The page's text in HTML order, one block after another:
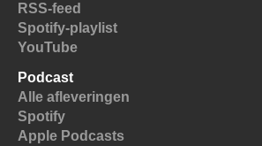
RSS-feed
Spotify-playlist
YouTube
Podcast
Alle afleveringen
Spotify
Apple Podcasts